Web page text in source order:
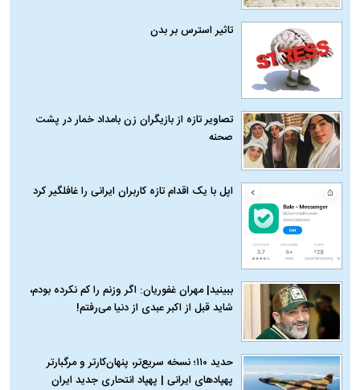
تاثیر استرس بر بدن
تصاویر تازه از بازیگران زن بامداد خمار در پشت
صحنه
اپل با یک اقدام تازه کاربران ایرانی را غافلگیر کرد
ببینید| مهران غفوریان: اگر وزنم را کم نکرده بودم،
شاید قبل از اکبر عبدی از دنیا می‌رفتم!
حدید ۱۱۰؛ نسخه سریع‌تر، پنهان‌کارتر و مرگبارتر
پهپادهای ایرانی | پهپاد انتحاری جدید ایران